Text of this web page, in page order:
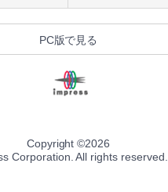
PC版で見る
Copyright ©2026
Corporation. All rights reserved.